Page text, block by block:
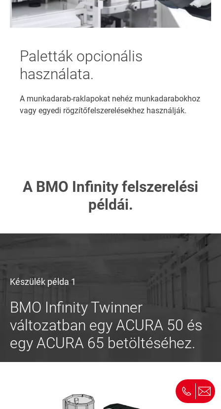
Paletták opcionális
használata.
A munkadarab-raklapokat nehéz munkadarabokhoz
vagy egyedi rögzítőfelszerelésekhez használják.
A BMO Infinity felszerelési
példái.
Készülék példa 1
BMO Infinity Twinner
változatban egy ACURA 50 és
egy ACURA 65 betöltéséhez.